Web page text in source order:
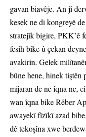
gavan biavêje. An jî
kesek ne di kongreyê
stratejîk bigire, PKK’ê
fesih bike û çekan
avakirin. Gelek
bûne hene, hinek tiştên
mijaran de ne îqna ne,
wan îqna bike Rêber
awayekî fîzîkî azad
dê tekoşîna xwe